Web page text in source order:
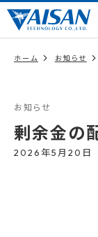
ホーム お知らせ
お知らせ
剰余金の
2026年5月20日